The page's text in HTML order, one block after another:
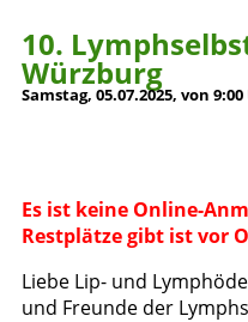
10.
Würzburg
Samstag, 05.07.2025, von
Es ist keine Online-
Restplätze gibt ist vor
Liebe Lip- und
und Freunde der